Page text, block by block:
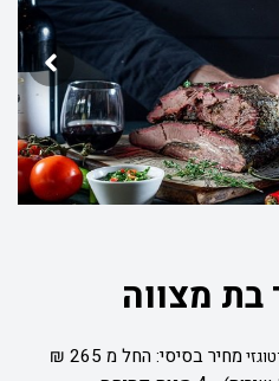
בת מצווה
מחיר בסיסי: החל מ 265 ₪